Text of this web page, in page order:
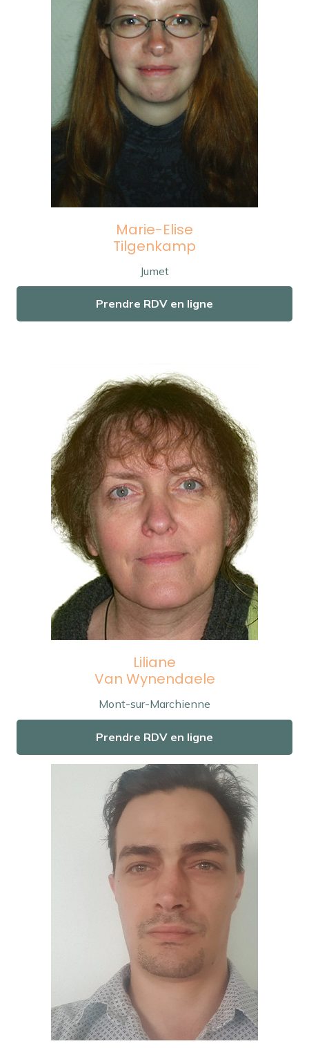
Marie-Elise
Tilgenkamp
Jumet
Prendre RDV en ligne
Liliane
Van Wynendaele
Mont-sur-Marchienne
Prendre RDV en ligne